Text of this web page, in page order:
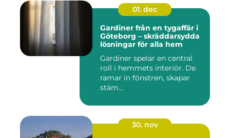
01. dec
Gardiner från en tygaffär i
Göteborg – skräddarsydda
lösningar för alla hem
Gardiner spelar en central
roll i hemmets interiör. De
ramar in fönstren, skapar
stäm...
30. nov